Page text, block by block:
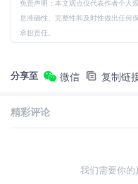
免责声明：本文观点仅代表作者个人
息准确性、完整性和及时性做出任何
承担责任。
分享至 微信 复制链
精彩评论
我们需要你的